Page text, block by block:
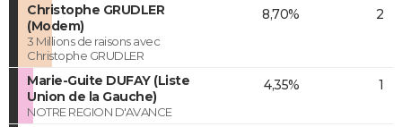
Christophe GRUDLER
(Modem)
3 Millions de raisons avec
Christophe GRUDLER
8,70% 2
Marie-Guite DUFAY (Liste
Union de la Gauche)
NOTRE REGION D'AVANCE
4,35% 1